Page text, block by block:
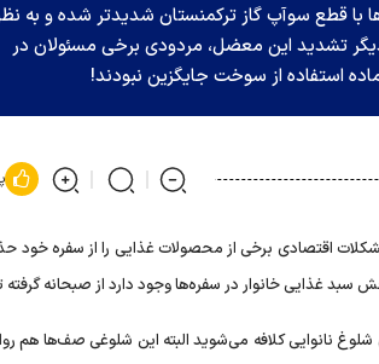
با قطع سوآپ گاز ترکمنستان شدیدتر شده و به
تشدید این معضل، مردودی برخی مسئولان در
استفاده از سوخت جایگزین نبودند!
اقتصادی برخی از محصولات غذایی را از سفره خود
غذایی خانوار در سفره‌ها وجود دارد از صبحانه گرفته
نانوایی کلافه می‌شوید البته این شلوغی صف‌ها هم